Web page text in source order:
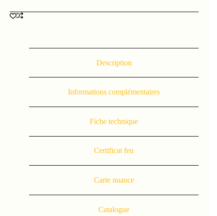
Description
Informations complémentaires
Fiche technique
Certificat feu
Carte nuance
Catalogue